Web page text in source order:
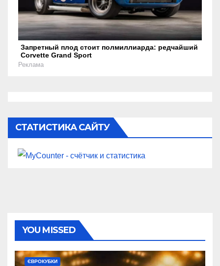
Запретный плод стоит полмиллиарда: редчайший
Corvette Grand Sport
Реклама
СТАТИСТИКА САЙТУ
YOU MISSED
ЄВРОКУБКИ